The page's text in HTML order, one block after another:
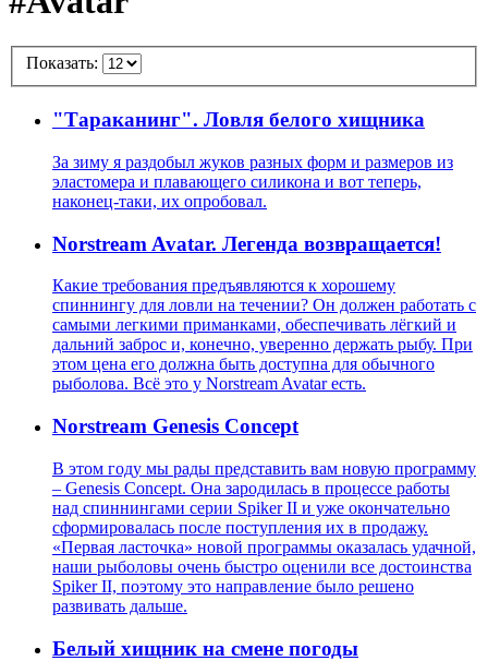
Показать:
"Тараканинг". Ловля белого хищника
За зиму я раздобыл жуков разных форм и размеров из
эластомера и плавающего силикона и вот теперь,
наконец-таки, их опробовал.
Norstream Avatar. Легенда возвращается!
Какие требования предъявляются к хорошему
спиннингу для ловли на течении? Он должен работать с
самыми легкими приманками, обеспечивать лёгкий и
дальний заброс и, конечно, уверенно держать рыбу. При
этом цена его должна быть доступна для обычного
рыболова. Всё это у Norstream Avatar есть.
Norstream Genesis Concept
В этом году мы рады представить вам новую программу
– Genesis Concept. Она зародилась в процессе работы
над спиннингами серии Spiker II и уже окончательно
сформировалась после поступления их в продажу.
«Первая ласточка» новой программы оказалась удачной,
наши рыболовы очень быстро оценили все достоинства
Spiker II, поэтому это направление было решено
развивать дальше.
Белый хищник на смене погоды